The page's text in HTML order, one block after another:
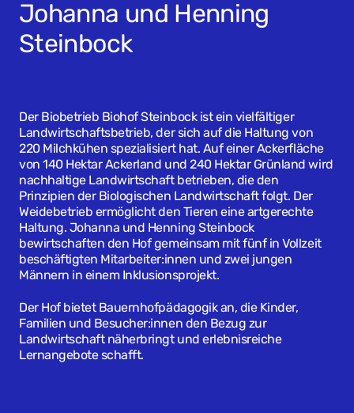
Johanna und Henning
Steinbock
Der Biobetrieb Biohof Steinbock ist ein vielfältiger
Landwirtschaftsbetrieb, der sich auf die Haltung von
220 Milchkühen spezialisiert hat. Auf einer Ackerfläche
von 140 Hektar Ackerland und 240 Hektar Grünland wird
nachhaltige Landwirtschaft betrieben, die den
Prinzipien der Biologischen Landwirtschaft folgt. Der
Weidebetrieb ermöglicht den Tieren eine artgerechte
Haltung. Johanna und Henning Steinbock
bewirtschaften den Hof gemeinsam mit fünf in Vollzeit
beschäftigten Mitarbeiter:innen und zwei jungen
Männern in einem Inklusionsprojekt.
Der Hof bietet Bauernhofpädagogik an, die Kinder,
Familien und Besucher:innen den Bezug zur
Landwirtschaft näherbringt und erlebnisreiche
Lernangebote schafft.